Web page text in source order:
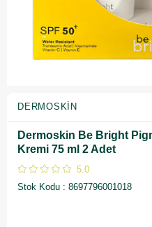
DERMOSKIN
Dermoskin Be Bright
Kremi 75 ml 2 Adet
5.0
Stok Kodu
8697796001018